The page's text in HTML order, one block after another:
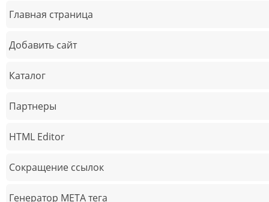
Главная страница
Добавить сайт
Каталог
Партнеры
HTML Editor
Сокращение ссылок
Генератор META тега